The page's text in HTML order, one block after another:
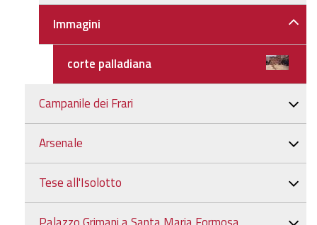
Immagini
corte palladiana
Campanile dei Frari
Arsenale
Tese all'Isolotto